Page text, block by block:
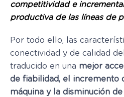
competitividad e
productiva de las líneas de
Por todo ello, las
conectividad y de calidad
traducido en una mejor
de fiabilidad, el incremento
máquina y la disminución